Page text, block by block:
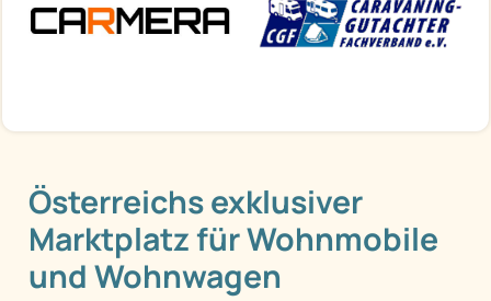
Österreichs exklusiver
Marktplatz für Wohnmobile
und Wohnwagen